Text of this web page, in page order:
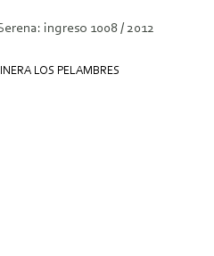
ingreso 1008 / 2012
LOS PELAMBRES